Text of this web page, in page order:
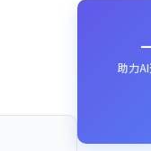
助力